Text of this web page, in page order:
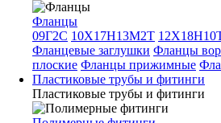
Фланцы
09Г2С 10Х17Н13М2Т
Фланцевые заглушки Фланцы
плоские Фланцы прижимные
Пластиковые трубы и фитинги
Пластиковые трубы и фитинги